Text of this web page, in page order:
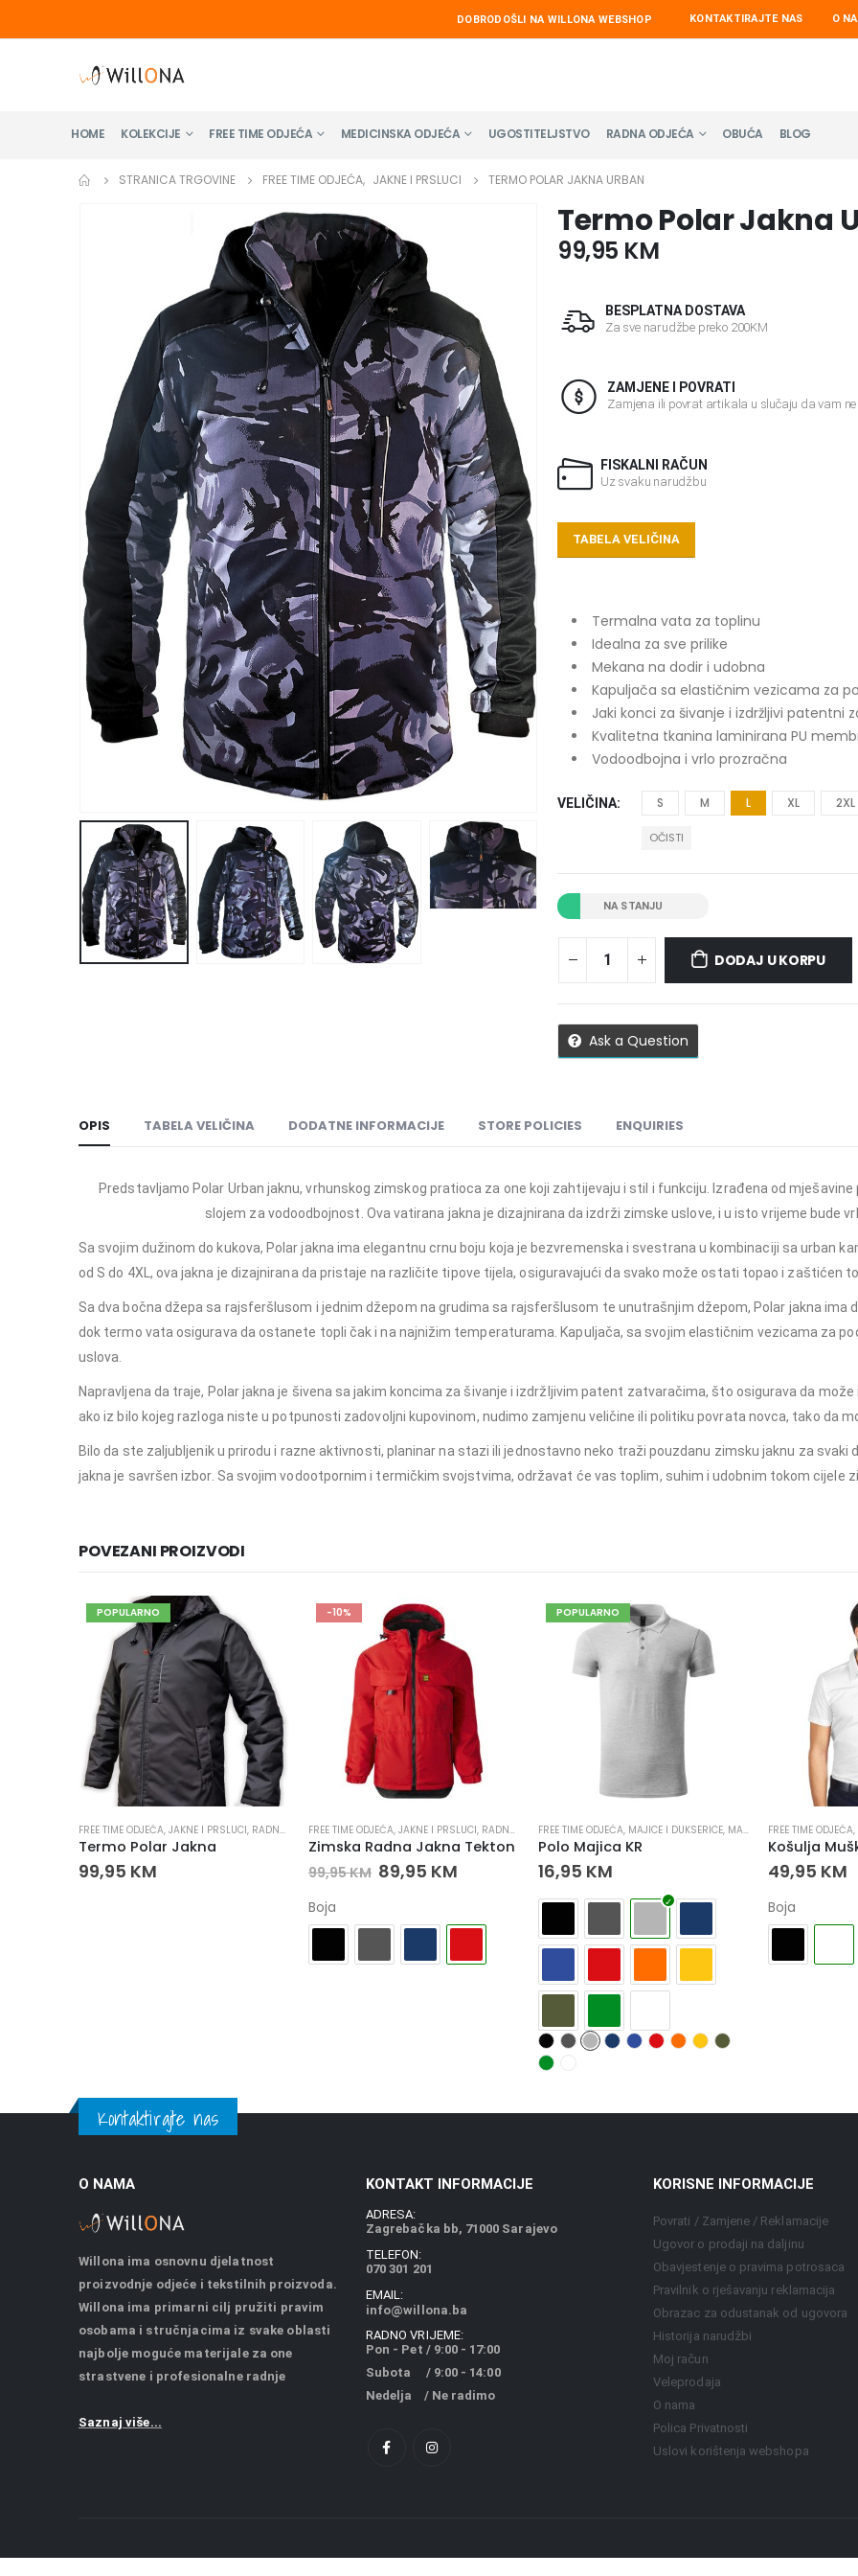
DOBRODOŠLI NA WILLONA WEBSHOP KONTAKTIRAJTE NAS O
HOME KOLEKCIJE FREE TIME ODJEĆA MEDICINSKA ODJEĆA UGOSTITELJSTVO RADNA ODJEĆA OBUĆA BLOG
STRANICA TRGOVINE FREE TIME ODJEĆA, JAKNE I PRSLUCI TERMO POLAR JAKNA URBAN
Termo Polar Jakna
99,95 KM
BESPLATNA DOSTAVA
Za sve narudžbe preko 200KM
ZAMJENE I POVRATI
Zamjena ili povrat artikala u slučaju da vam
FISKALNI RAČUN
Uz svaku narudžbu
TABELA VELIČINA
Termalna vata za toplinu
Idealna za sve prilike
Mekana na dodir i udobna
Kapuljača sa elastičnim vezicama za
Jaki konci za šivanje i izdržljivi patentni
Kvalitetna tkanina laminirana PU
Vodoodbojna i vrlo prozračna
VELIČINA S M L XL 2XL
OČISTI
NA STANJU
DODAJ U KORPU
Ask a Question
OPIS TABELA VELIČINA DODATNE INFORMACIJE STORE POLICIES ENQUIRIES
Predstavljamo Polar Urban jaknu, vrhunskog zimskog pratioca za one koji zahtijevaju i stil i funkciju. Izrađena od
slojem za vodoodbojnost. Ova vatirana jakna je dizajnirana da izdrži zimske uslove, i u isto vrijeme bude
Sa svojim dužinom do kukova, Polar jakna ima elegantnu crnu boju koja je bezvremenska i svestrana u kombinaciji sa urban
od S do 4XL, ova jakna je dizajnirana da pristaje na različite tipove tijela, osiguravajući da svako može ostati topao i zaštićen
Sa dva bočna džepa sa rajsferšlusom i jednim džepom na grudima sa rajsferšlusom te unutrašnjim džepom, Polar jakna ima
dok termo vata osigurava da ostanete topli čak i na najnižim temperaturama. Kapuljača, sa svojim elastičnim vezicama za
uslova.
Napravljena da traje, Polar jakna je šivena sa jakim koncima za šivanje i izdržljivim patent zatvaračima, što osigurava da
ako iz bilo kojeg razloga niste u potpunosti zadovoljni kupovinom, nudimo zamjenu veličine ili politiku povrata novca, tako da
Bilo da ste zaljubljenik u prirodu i razne aktivnosti, planinar na stazi ili jednostavno neko traži pouzdanu zimsku jaknu za svaki
jakna je savršen izbor. Sa svojim vodootpornim i termičkim svojstvima, održavat će vas toplim, suhim i udobnim tokom cijele
POVEZANI PROIZVODI
POPULARNO
FREE TIME ODJEĆA, JAKNE I PRSLUCI, RADNA ODJEĆA , RADNE JAKNE
Termo Polar Jakna
99,95 KM
-10%
FREE TIME ODJEĆA, JAKNE I PRSLUCI, RADNA ODJEĆA , RADNE JAKNE
Zimska Radna Jakna Tekton
99,95KM 89,95 KM
Boja
POPULARNO
FREE TIME ODJEĆA, MAJICE I DUKSERICE, MAJICE I DUKSERICE ,
Polo Majica KR
16,95 KM
FREE TIME ODJEĆA,
Košulja
49,95 KM
Boja
Kontaktirajte nas
O NAMA
Willona ima osnovnu djelatnost
proizvodnje odjeće i tekstilnih proizvoda.
Willona ima primarni cilj pružiti pravim
osobama i stručnjacima iz svake oblasti
najbolje moguće materijale za one
strastvene i profesionalne radnje
Saznaj više...
KONTAKT INFORMACIJE
ADRESA:
Zagrebačka bb, 71000 Sarajevo
TELEFON:
070 301 201
EMAIL:
info@willona.ba
RADNO VRIJEME:
Pon - Pet / 9:00 - 17:00
Subota / 9:00 - 14:00
Nedelja / Ne radimo
KORISNE INFORMACIJE
Povrati / Zamjene / Reklamacije
Ugovor o prodaji na daljinu
Obavjestenje o pravima potrosaca
Pravilnik o rješavanju reklamacija
Obrazac za odustanak od ugovora
Historija narudžbi
Moj račun
Veleprodaja
O nama
Polica Privatnosti
Uslovi korištenja webshopa